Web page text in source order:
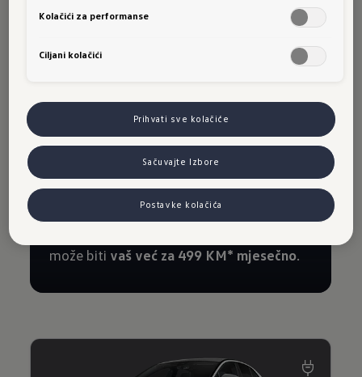
može biti vaš već za 499 KM* mjesečno.
Kolačići za performanse
Ciljani kolačići
Prihvati sve kolačiće
Sačuvajte Izbore
Postavke kolačića